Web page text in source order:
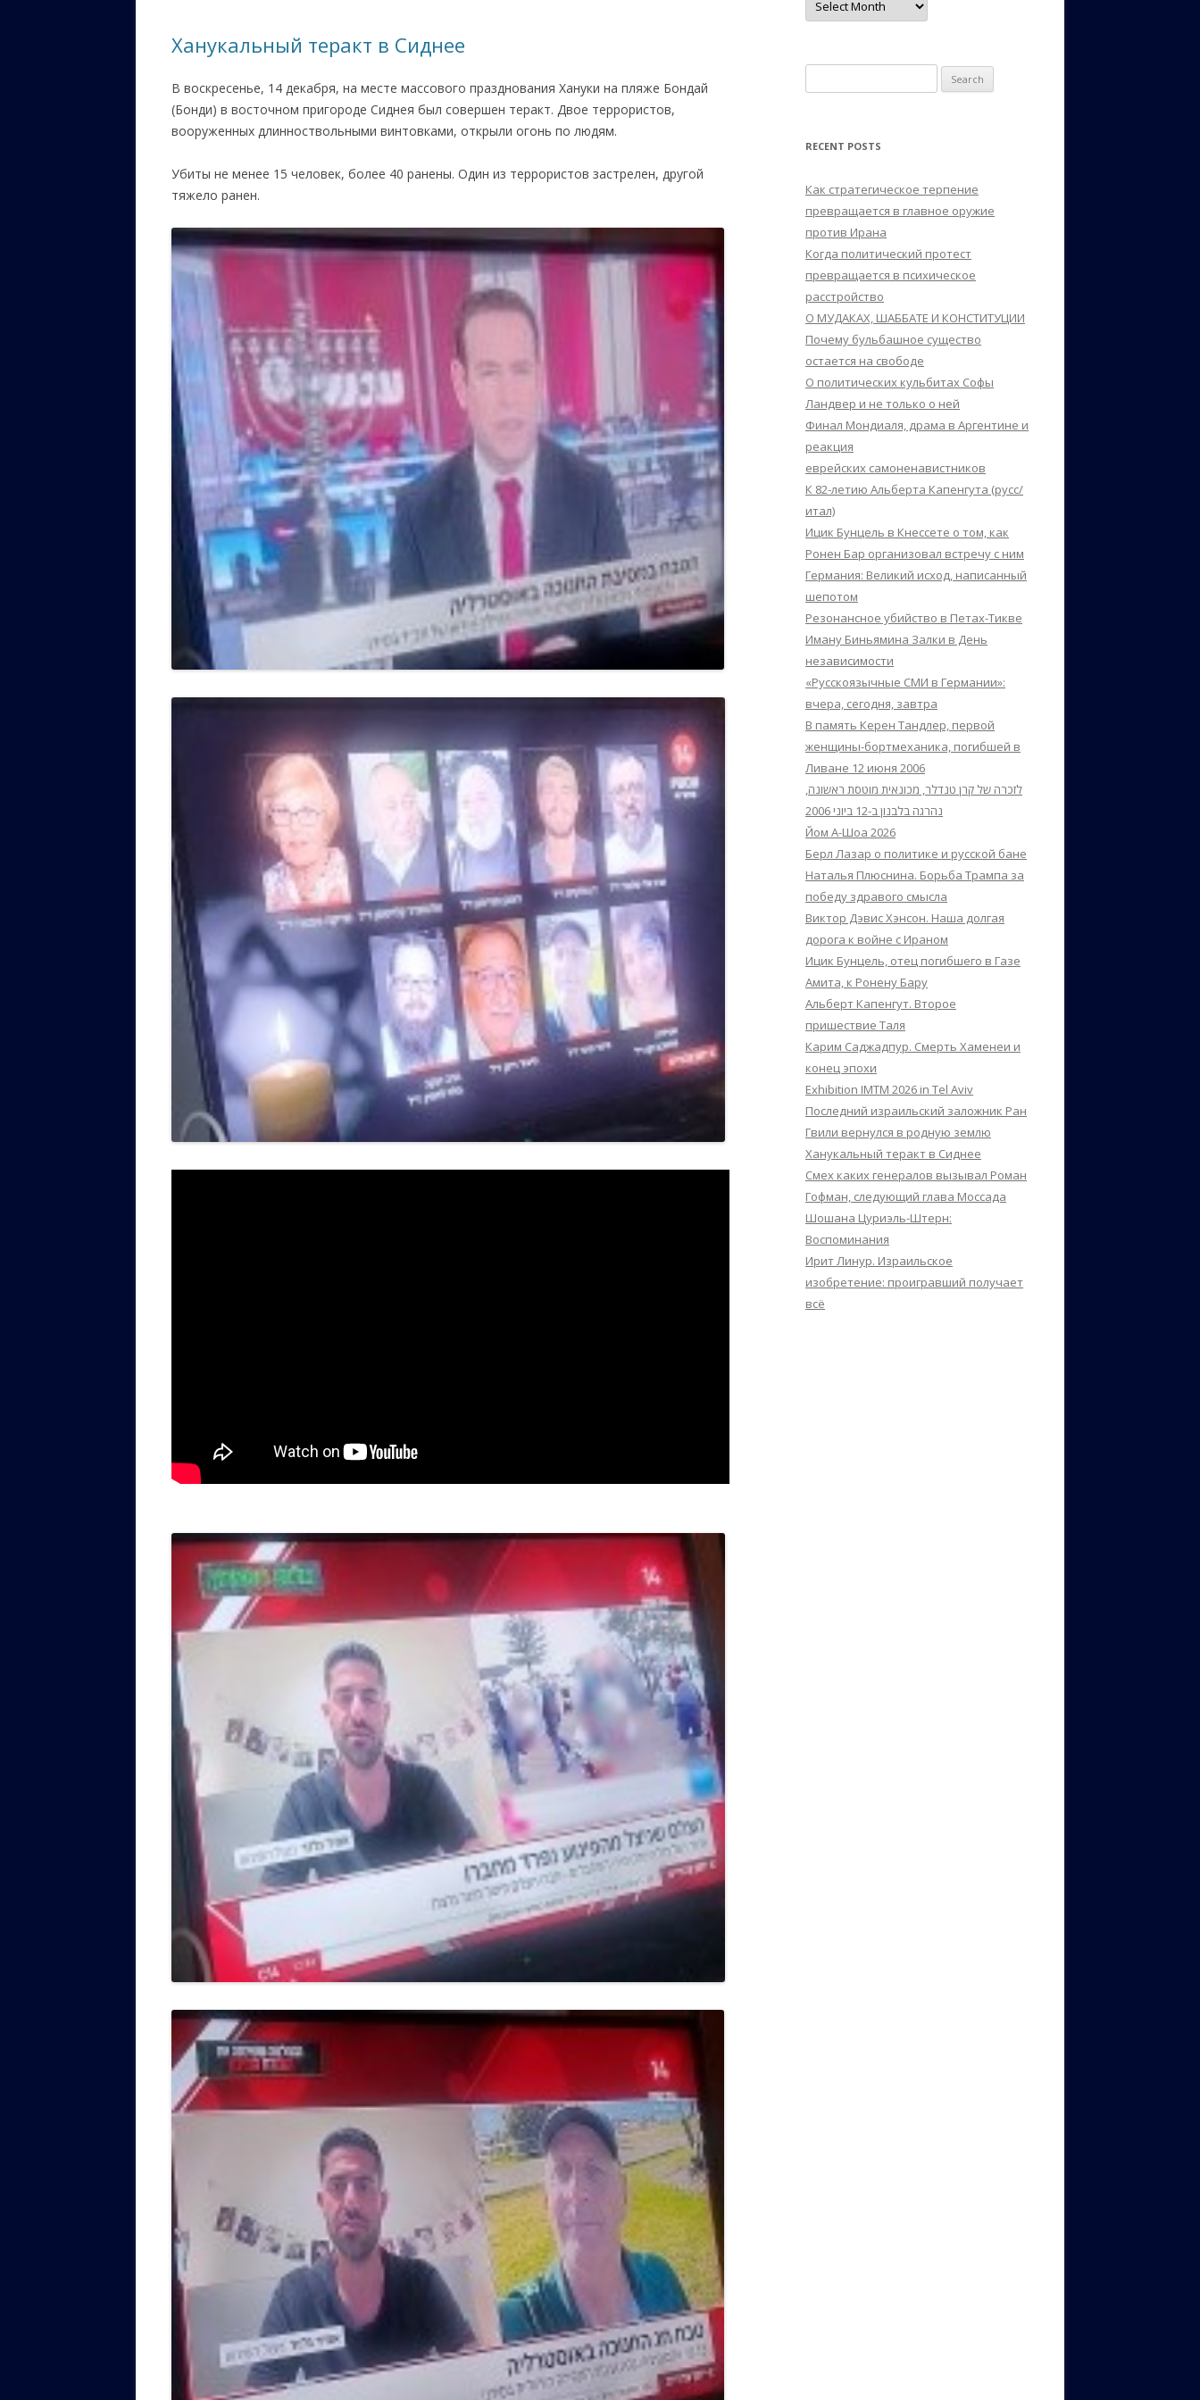
КАЛИНКОВИЧАХ СЕЙЧАС
ОЗАРИЧИ
ИНФОРМАЦИЯ К СТАРОМУ
ВАШИ ПИСЬМА
ОТЗЫВЫ, ПРЕДЛОЖЕНИЯ,
КТО КОГО ИЩЕТ
Ханукальный теракт в Сиднее
В воскресенье, 14 декабря, на месте массового празднования Хануки на пляже Бондай
(Бонди) в восточном пригороде Сиднея был совершен теракт. Двое террористов,
вооруженных длинноствольными винтовками, открыли огонь по людям.
Убиты не менее 15 человек, более 40 ранены. Один из террористов застрелен, другой
тяжело ранен.
for:
RECENT POSTS
Как стратегическое терпение
превращается в главное оружие
против Ирана
Когда политический протест
превращается в психическое
расстройство
О МУДАКАХ, ШАББАТЕ И КОНСТИТУЦИИ
Почему бульбашное существо
остается на свободе
О политических кульбитах Софы
Ландвер и не только о ней
Финал Мондиаля, драма в Аргентине и
реакция
еврейских самоненавистников
К 82-летию Альберта Капенгута (русс/
итал)
Ицик Бунцель в Кнессете о том, как
Ронен Бар организовал встречу с ним
Германия: Великий исход, написанный
шепотом
Резонансное убийство в Петах-Тикве
Иману Биньямина Залки в День
независимости
«Русскоязычные СМИ в Германии»:
вчера, сегодня, завтра
В память Керен Тандлер, первой
женщины-бортмеханика, погибшей в
Ливане 12 июня 2006
לזכרה של קרן טנדלר, מכונאית מוטסת ראשונה,
נהרגה בלבנון ב-12 ביוני 2006
Йом А-Шоа 2026
Берл Лазар о политике и русской бане
Наталья Плюснина. Борьба Трампа за
победу здравого смысла
Виктор Дэвис Хэнсон. Наша долгая
дорога к войне с Ираном
Ицик Бунцель, отец погибшего в Газе
Амита, к Ронену Бару
Альберт Капенгут. Второе
пришествие Таля
Карим Саджадпур. Смерть Хаменеи и
конец эпохи
Exhibition IMTM 2026 in Tel Aviv
Последний израильский заложник Ран
Гвили вернулся в родную землю
Ханукальный теракт в Сиднее
Смех каких генералов вызывал Роман
Гофман, следующий глава Моссада
Шошана Цуриэль-Штерн:
Воспоминания
Ирит Линур. Израильское
изобретение: проигравший получает
всё